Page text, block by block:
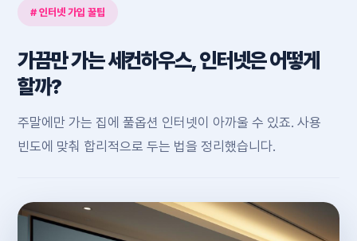
# 인터넷 가입 꿀팁
가끔만 가는 세컨하우스, 인터넷은 어떻게
할까?
주말에만 가는 집에 풀옵션 인터넷이 아까울 수 있죠. 사용
빈도에 맞춰 합리적으로 두는 법을 정리했습니다.